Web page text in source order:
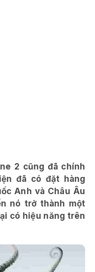
2 cũng đã chính
đã có đặt hàng
Anh và Châu Âu
nó trở thành một
có hiệu năng trên